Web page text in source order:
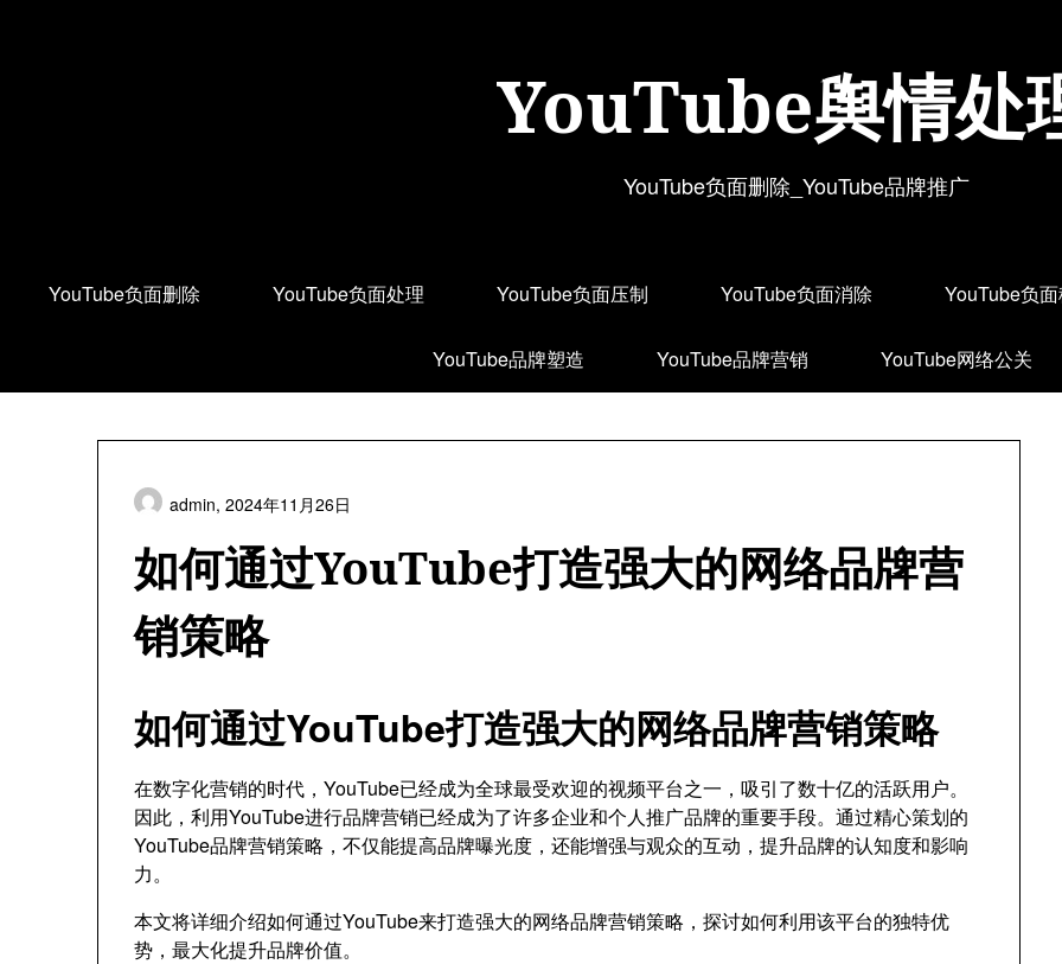
YouTube舆情处
YouTube负面删除_YouTube品牌推广
YouTube负面删除 YouTube负面处理 YouTube负面压制 YouTube负面消除 YouTube负
YouTube品牌塑造 YouTube品牌营销 YouTube网络公关
如何通过YouTube打造强大的网络品牌营
销策略
admin, 2024年11月26日
如何通过YouTube打造强大的网络品牌营销策略
在数字化营销的时代，YouTube已经成为全球最受欢迎的视频平台之一，吸引了数十亿的活跃用户。
因此，利用YouTube进行品牌营销已经成为了许多企业和个人推广品牌的重要手段。通过精心策划的
YouTube品牌营销策略，不仅能提高品牌曝光度，还能增强与观众的互动，提升品牌的认知度和影响
力。
本文将详细介绍如何通过YouTube来打造强大的网络品牌营销策略，探讨如何利用该平台的独特优
势，最大化提升品牌价值。